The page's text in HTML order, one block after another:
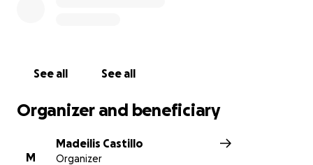
See all See all
Organizer and beneficiary
M
Madeilis Castillo
Organizer